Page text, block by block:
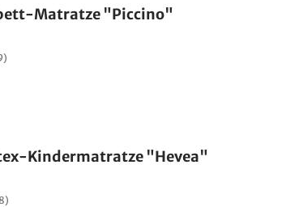
Matratze "Piccino"
Kindermatratze "Hevea"